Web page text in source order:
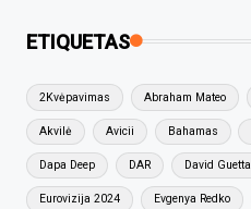
ETIQUETAS
2Kvėpavimas Abraham Mateo
Akvilė Avicii Bahamas
Dapa Deep DAR David Guetta
Eurovizija 2024 Evgenya Redko